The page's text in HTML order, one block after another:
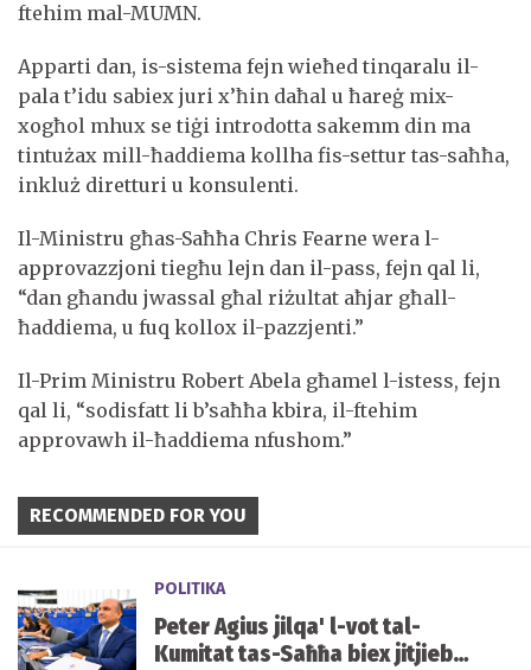
ftehim mal-MUMN.
Apparti dan, is-sistema fejn wieħed tinqaralu il-
pala t’idu sabiex juri x’ħin daħal u ħareġ mix-
xogħol mhux se tiġi introdotta sakemm din ma
tintużax mill-ħaddiema kollha fis-settur tas-saħħa,
inkluż diretturi u konsulenti.
Il-Ministru għas-Saħħa Chris Fearne wera l-
approvazzjoni tiegħu lejn dan il-pass, fejn qal li,
“dan għandu jwassal għal riżultat aħjar għall-
ħaddiema, u fuq kollox il-pazzjenti.”
Il-Prim Ministru Robert Abela għamel l-istess, fejn
qal li, “sodisfatt li b’saħħa kbira, il-ftehim
approvawh il-ħaddiema nfushom.”
RECOMMENDED FOR YOU
POLITIKA
Peter Agius jilqa' l-vot tal-
Kumitat tas-Saħħa biex jitjiebu